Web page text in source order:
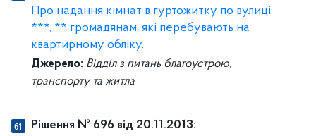
Про надання кімнат в гуртожитку по вулиці
***, ** громадянам, які перебувають на
квартирному обліку.
Джерело: Відділ з питань благоустрою,
транспорту та житла
Рішення № 696 від 20.11.2013: